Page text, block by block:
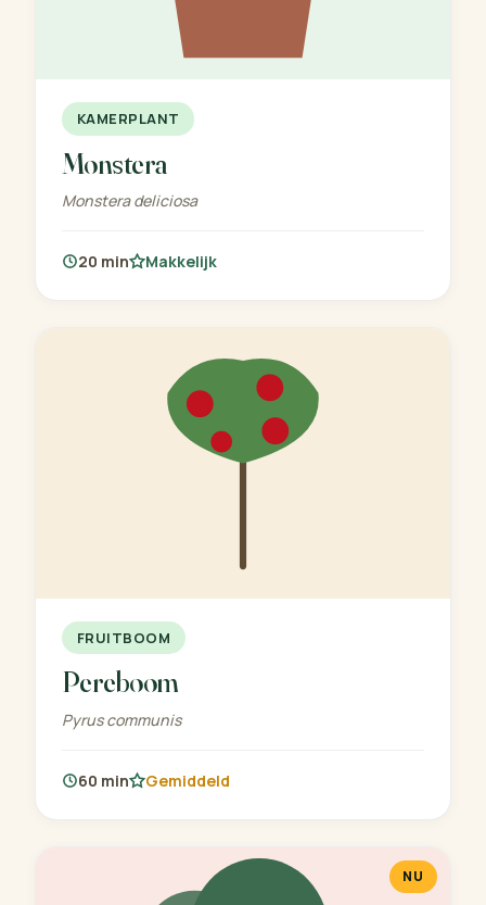
KAMERPLANT
Monstera
Monstera deliciosa
20 min Makkelijk
FRUITBOOM
Pereboom
Pyrus communis
60 min Gemiddeld
NU